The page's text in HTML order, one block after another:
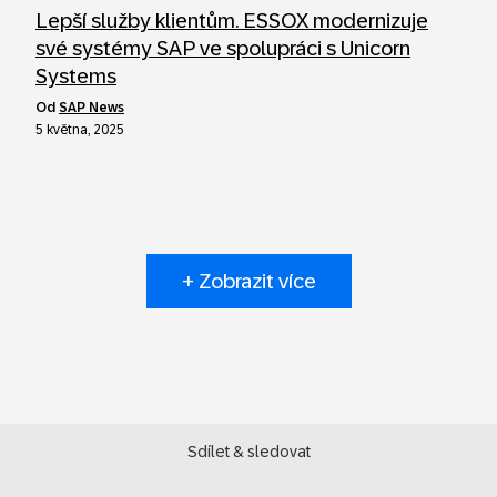
Lepší služby klientům. ESSOX modernizuje
své systémy SAP ve spolupráci s Unicorn
Systems
od SAP News
5 května, 2025
+ Zobrazit více
Sdílet & sledovat